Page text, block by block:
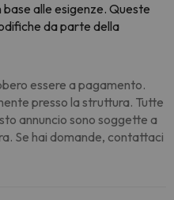
alle esigenze. Queste
da parte della
essere a pagamento.
presso la struttura. Tutte
annuncio sono soggette a
Se hai domande, contattaci